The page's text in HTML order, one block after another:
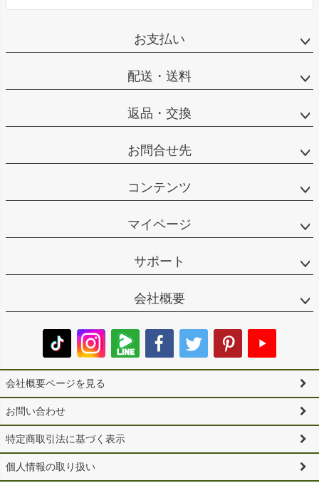
お支払い
配送・送料
返品・交換
お問合せ先
コンテンツ
マイページ
サポート
会社概要
会社概要ページを見る
お問い合わせ
特定商取引法に基づく表示
個人情報の取り扱い